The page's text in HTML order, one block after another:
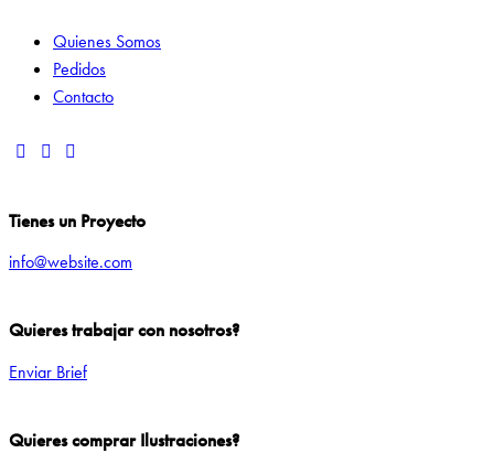
Quienes Somos
Pedidos
Contacto
Tienes un Proyecto
info@website.com
Quieres trabajar con nosotros?
Enviar Brief
Quieres comprar Ilustraciones?